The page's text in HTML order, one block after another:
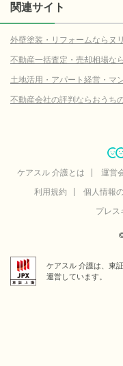
関連サイト
外壁塗装・リフォームならヌ
不動産一括査定・売却相場な
土地活用・アパート経営・マ
不動産会社の評判ならおうち
ケアスル 介護とは 運営
利用規約
個人情報
プレス
ケアスル 介護は、東
運営しています。